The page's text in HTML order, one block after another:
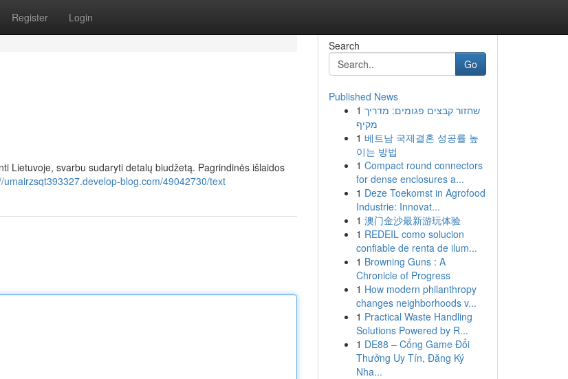
Register Login
Lietuvoje, svarbu sudaryti detalų biudžetą. Pagrindinės išlaidos
umairzsqt393327.develop-blog.com/49042730/text
Search
Go
Published News
1 שחזור קבצים פגומים: מדריך
מקיף
1 베트남 국제결혼 성공률 높
이는 방법
1 Compact round connectors
for dense enclosures a...
1 Deze Toekomst in Agrofood
Industrie: Innovat...
1 澳门金沙最新游玩体验
1 REDEIL como solucion
confiable de renta de ilum...
1 Browning Guns : A
Chronicle of Progress
1 How modern philanthropy
changes neighborhoods v...
1 Practical Waste Handling
Solutions Powered by R...
1 DE88 – Cổng Game Đổi
Thưởng Uy Tín, Đăng Ký
Nha...